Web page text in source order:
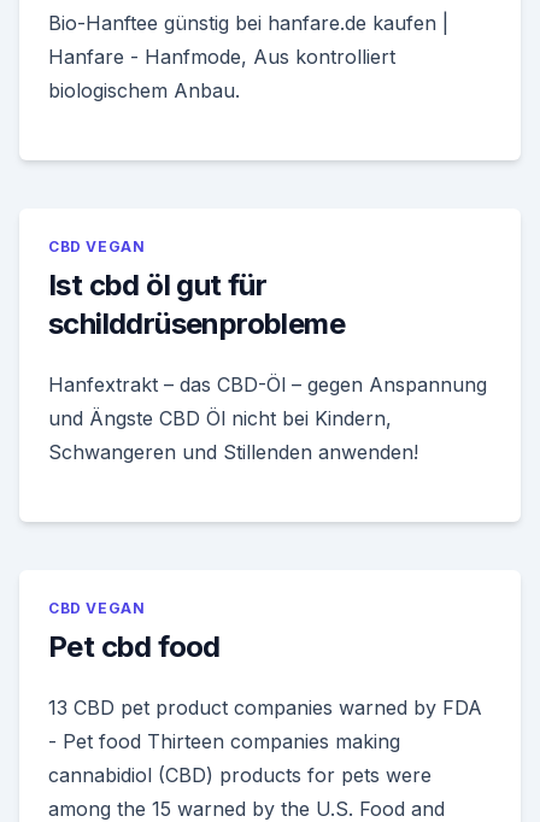
Bio-Hanftee günstig bei hanfare.de kaufen |
Hanfare - Hanfmode, Aus kontrolliert
biologischem Anbau.
CBD VEGAN
Ist cbd öl gut für
schilddrüsenprobleme
Hanfextrakt – das CBD-Öl – gegen Anspannung
und Ängste CBD Öl nicht bei Kindern,
Schwangeren und Stillenden anwenden!
CBD VEGAN
Pet cbd food
13 CBD pet product companies warned by FDA
- Pet food Thirteen companies making
cannabidiol (CBD) products for pets were
among the 15 warned by the U.S. Food and